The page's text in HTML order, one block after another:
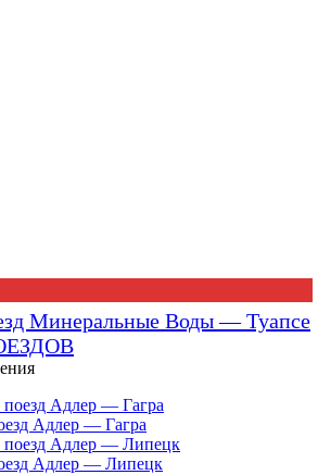
Минеральные Воды — Туапсе
Адлер — Гагра
Адлер — Липецк